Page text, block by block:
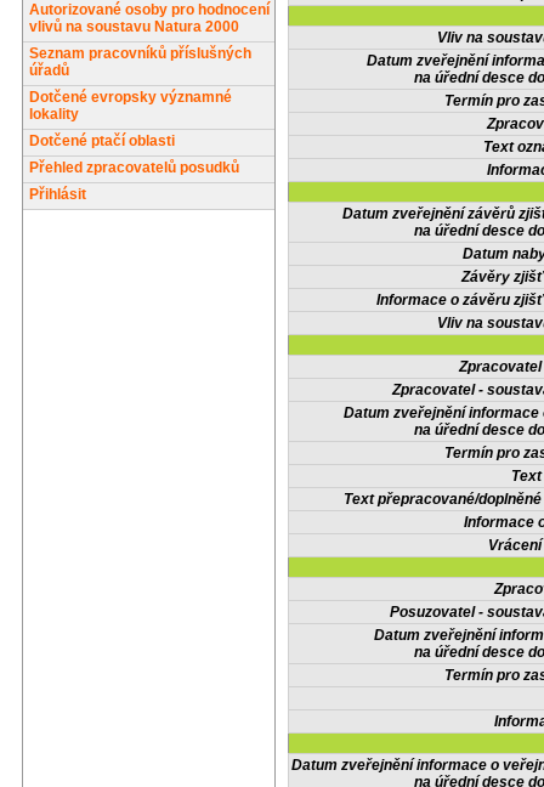
Autorizované osoby pro hodnocení
vlivů na soustavu Natura 2000
Seznam pracovníků příslušných
úřadů
Dotčené evropsky významné
lokality
Dotčené ptačí oblasti
Přehled zpracovatelů posudků
Přihlásit
Vliv na
Datum zveřejnění
na úřední desce
Termín pro
Text
Datum zveřejnění závěrů
na úřední desce
Datum
Závěry
Informace o závěru
Vliv na
Zpracovatel -
Datum zveřejnění informace
na úřední desce
Termín pro
Text přepracované/
Informace
Posuzovatel -
Datum zveřejnění
na úřední desce
Termín pro
Datum zveřejnění informace o
na úřední desce